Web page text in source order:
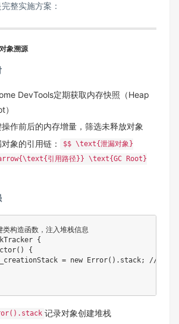
整实施方案：
象溯源
DevTools定期获取内存快照（Heap
作前后的内存增量，筛选未释放对象
象的引用链：
$$ \text{泄漏对象}
引用路径}} \text{GC Root}
构造函数，注入堆栈信息
{
{
= new Error().stack; // 捕获
记录对象创建堆栈